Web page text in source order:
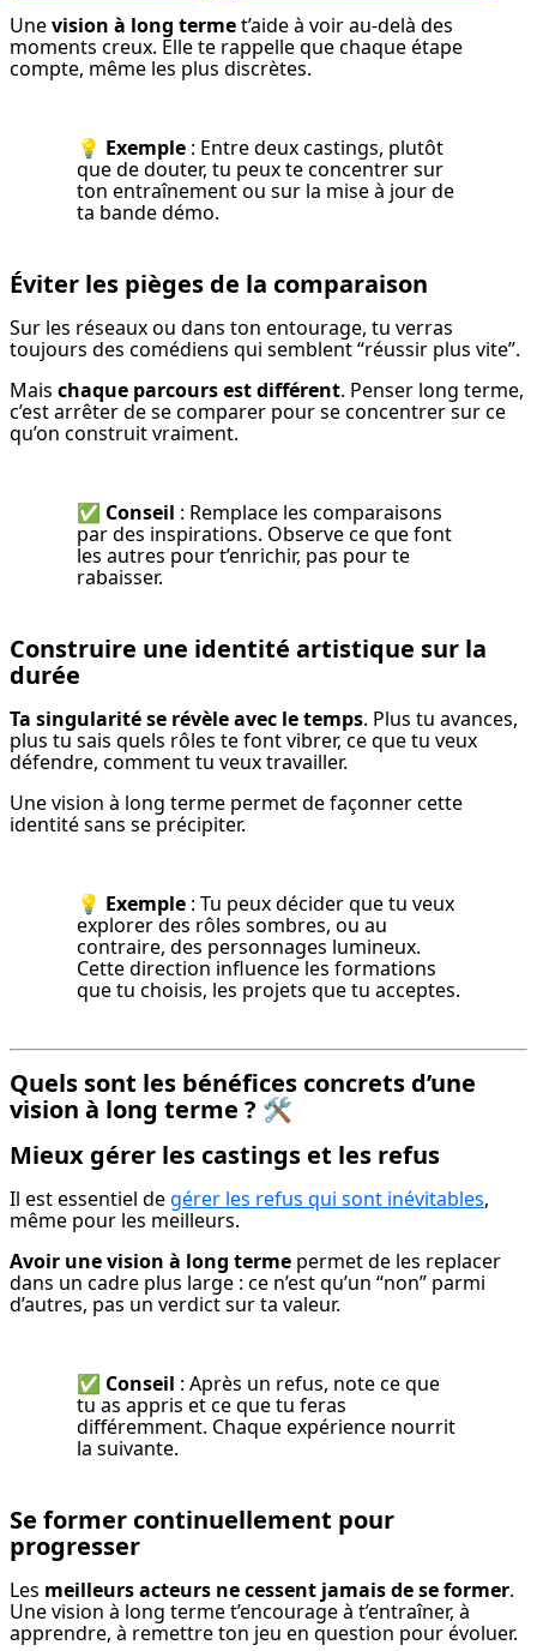
Une vision à long terme t’aide à voir au-delà des
moments creux. Elle te rappelle que chaque étape
compte, même les plus discrètes.
💡 Exemple : Entre deux castings, plutôt
que de douter, tu peux te concentrer sur
ton entraînement ou sur la mise à jour de
ta bande démo.
Éviter les pièges de la comparaison
Sur les réseaux ou dans ton entourage, tu verras
toujours des comédiens qui semblent “réussir plus vite”.
Mais chaque parcours est différent. Penser long terme,
c’est arrêter de se comparer pour se concentrer sur ce
qu’on construit vraiment.
✅ Conseil : Remplace les comparaisons
par des inspirations. Observe ce que font
les autres pour t’enrichir, pas pour te
rabaisser.
Construire une identité artistique sur la
durée
Ta singularité se révèle avec le temps. Plus tu avances,
plus tu sais quels rôles te font vibrer, ce que tu veux
défendre, comment tu veux travailler.
Une vision à long terme permet de façonner cette
identité sans se précipiter.
💡 Exemple : Tu peux décider que tu veux
explorer des rôles sombres, ou au
contraire, des personnages lumineux.
Cette direction influence les formations
que tu choisis, les projets que tu acceptes.
Quels sont les bénéfices concrets d’une
vision à long terme ? 🛠️
Mieux gérer les castings et les refus
Il est essentiel de gérer les refus qui sont inévitables,
même pour les meilleurs.
Avoir une vision à long terme permet de les replacer
dans un cadre plus large : ce n’est qu’un “non” parmi
d’autres, pas un verdict sur ta valeur.
✅ Conseil : Après un refus, note ce que
tu as appris et ce que tu feras
différemment. Chaque expérience nourrit
la suivante.
Se former continuellement pour
progresser
Les meilleurs acteurs ne cessent jamais de se former.
Une vision à long terme t’encourage à t’entraîner, à
apprendre, à remettre ton jeu en question pour évoluer.